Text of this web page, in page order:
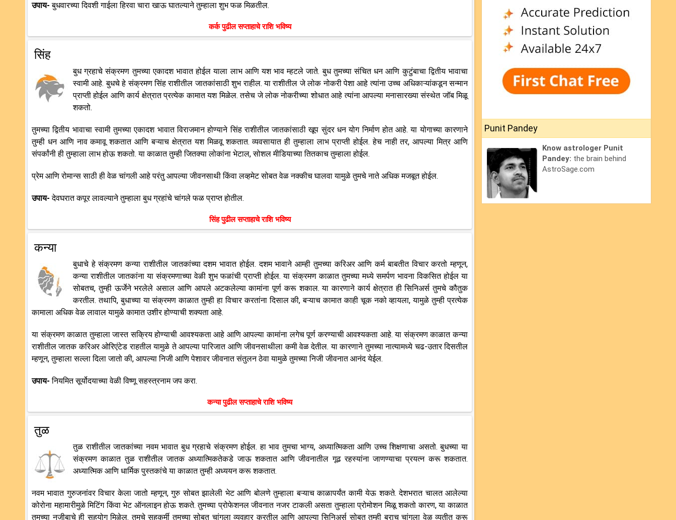
उपाय-बुधवारच्या दिवशी गाईला हिरवा चारा खाऊ घातल्याने तुम्हाला शुभ फळ मिळतील.
कर्क पुढील सप्ताहाचे राशि भविष्य
सिंह
बुध ग्रहाचे संक्रमण तुमच्या एकादश भावात होईल याला लाभ आणि यश भाव म्हटले जाते. बुध तुमच्या संचित धन आणि कुटुंबाचा द्वितीय भावाचा
स्वामी आहे. बुधचे हे संक्रमण सिंह राशीतील जातकांसाठी शुभ राहील. या राशीतील जे लोक नोकरी पेशा आहे त्यांना उच्च अधिकाऱ्यांकडून सन्मान
प्राप्ती होईल आणि कार्य क्षेत्रात प्रत्येक कामात यश मिळेल. तसेच जे लोक नोकरीच्या शोधात आहे त्यांना आपल्या मनासारख्या संस्थेत जॉब मिळू
शकतो.
तुमच्या द्वितीय भावाचा स्वामी तुमच्या एकादश भावात विराजमान होण्याने सिंह राशीतील जातकांसाठी खूप सुंदर धन योग निर्माण होत आहे. या योगाच्या कारणाने
तुम्ही धन आणि नाव कमावू शकतात आणि बऱ्याच क्षेत्रात यश मिळवू शकतात. व्यवसायात ही तुम्हाला लाभ प्राप्ती होईल. हेच नाही तर, आपल्या मित्र आणि
संपर्कांनी ही तुम्हाला लाभ होऊ शकतो. या काळात तुम्ही जितक्या लोकांना भेटाल, सोशल मीडियाच्या तितकाच तुम्हाला होईल.
प्रेम आणि रोमान्स साठी ही वेळ चांगली आहे परंतु आपल्या जीवनसाथी किंवा लव्हमेट सोबत वेळ नक्कीच घालवा यामुळे तुमचे नाते अधिक मजबूत होईल.
उपाय-देवघरात कपूर लावल्याने तुम्हाला बुध ग्रहांचे चांगले फळ प्राप्त होतील.
सिंह पुढील सप्ताहाचे राशि भविष्य
कन्या
बुधाचे हे संक्रमण कन्या राशीतील जातकांच्या दशम भावात होईल. दशम भावाने आम्ही तुमच्या करिअर आणि कर्म बाबतीत विचार करतो म्हणून,
कन्या राशीतील जातकांना या संक्रमणाच्या वेळी शुभ फळांची प्राप्ती होईल. या संक्रमण काळात तुमच्या मध्ये समर्पण भावना विकसित होईल या
सोबतच, तुम्ही ऊर्जेने भरलेले असाल आणि आपले अटकलेल्या कामांना पूर्ण करू शकाल. या कारणाने कार्य क्षेत्रात ही सिनिअर्स तुमचे कौतुक
करतील. तथापि, बुधाच्या या संक्रमण काळात तुम्ही हा विचार करतांना दिसाल की, बऱ्याच कामात काही चूक नको व्हायला, यामुळे तुम्ही प्रत्येक
कामाला अधिक वेळ लावाल यामुळे कामात उशीर होण्याची शक्यता आहे.
या संक्रमण काळात तुम्हाला जास्त सक्रिय होण्याची आवश्यकता आहे आणि आपल्या कामांना लगेच पूर्ण करण्याची आवश्यकता आहे. या संक्रमण काळात कन्या
राशीतील जातक करिअर ओरिएंटेड राहतील यामुळे ते आपल्या पारिजात आणि जीवनसाथीला कमी वेळ देतील. या कारणाने तुमच्या नात्यामध्ये चढ-उतार दिसतील
म्हणून, तुम्हाला सल्ला दिला जातो की, आपल्या निजी आणि पेशावर जीवनात संतुलन ठेवा यामुळे तुमच्या निजी जीवनात आनंद येईल.
उपाय-नियमित सूर्योदयाच्या वेळी विष्णू सहस्त्रनाम जप करा.
कन्या पुढील सप्ताहाचे राशि भविष्य
तुळ
तुळ राशीतील जातकांच्या नवम भावात बुध ग्रहाचे संक्रमण होईल. हा भाव तुमचा भाग्य, अध्यात्मिकता आणि उच्च शिक्षणाचा असतो. बुधच्या या
संक्रमण काळात तुळ राशीतील जातक अध्यात्मिकतेकडे जाऊ शकतात आणि जीवनातील गूढ रहस्यांना जाणण्याचा प्रयत्न करू शकतात.
अध्यात्मिक आणि धार्मिक पुस्तकांचे या काळात तुम्ही अध्ययन करू शकतात.
नवम भावात गुरुजनांवर विचार केला जातो म्हणून, गुरु सोबत झालेली भेट आणि बोलणे तुम्हाला बऱ्याच काळापर्यंत कामी येऊ शकते. देशभरात चालत आलेल्या
कोरोना महामारीमुळे मिटिंग किंवा भेट ऑनलाइन होऊ शकते. तुमच्या प्रोफेशनल जीवनात नजर टाकली असता तुम्हाला प्रोमोशन मिळू शकतो कारण, या काळात
तुमच्या नजीबाचे ही सहयोग मिळेल. तुमचे सहकर्मी तुमच्या सोबत चांगला व्यवहार करतील आणि आपल्या सिनिअर्स सोबत तुम्ही बराच चांगला वेळ व्यतीत करू
Punit Pandey
Know astrologer Punit
Pandey: the brain behind
AstroSage.com